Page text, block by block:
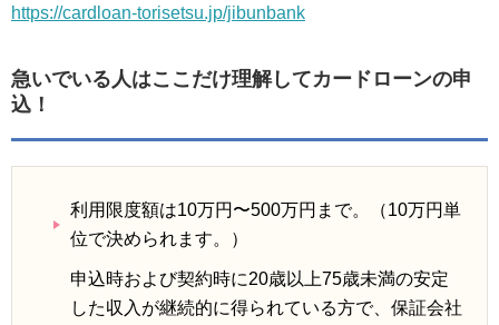
https://cardloan-torisetsu.jp/jibunbank
急いでいる人はここだけ理解してカードローンの申
込！
利用限度額は10万円〜500万円まで。（10万円単
位で決められます。）
申込時および契約時に20歳以上75歳未満の安定
した収入が継続的に得られている方で、保証会社